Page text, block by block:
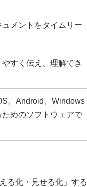
メントをタイムリー
すく伝え、理解でき
、Android、Windows
めのソフトウェアで
る化・見せる化」する